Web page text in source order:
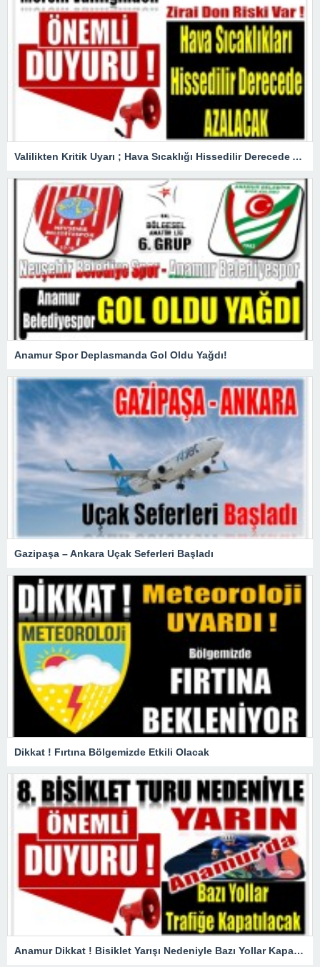
Valilikten Kritik Uyarı ; Hava Sıcaklığı Hissedilir Derecede Azalacak!
Anamur Spor Deplasmanda Gol Oldu Yağdı!
Gazipaşa – Ankara Uçak Seferleri Başladı
Dikkat ! Fırtına Bölgemizde Etkili Olacak
Anamur Dikkat ! Bisiklet Yarışı Nedeniyle Bazı Yollar Kapanacak